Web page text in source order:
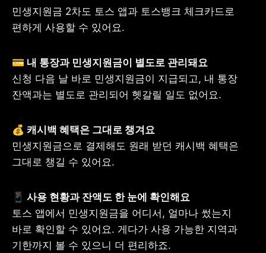
민생지원금 2차도 토스 앱과 토스뱅크 체크카드로
편하게 사용할 수 있어요.
신청 다음 날 바로 민생지원금이 지급되고, 내 통장
잔액과는 별도로 관리되어 헷갈릴 일도 없어요.
민생지원금으로 결제해도 원래 받던 캐시백 혜택은
그대로 챙길 수 있어요.
토스 앱에서 민생지원금을 어디서, 얼마나 썼는지
바로 확인할 수 있어요. 게다가 사용 가능한 지역과
기한까지 볼 수 있으니 더 편리하죠.